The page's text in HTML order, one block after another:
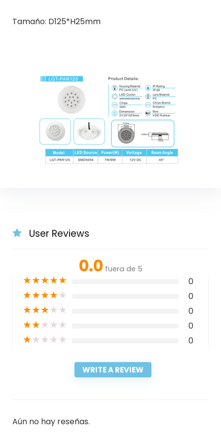
Tamaño: D125*H25mm
User Reviews
0.0 fuera de 5
★★★★★ 0
★★★★★ 0
★★★★★ 0
★★★★★ 0
★★★★★ 0
WRITE A REVIEW
Aún no hay reseñas.